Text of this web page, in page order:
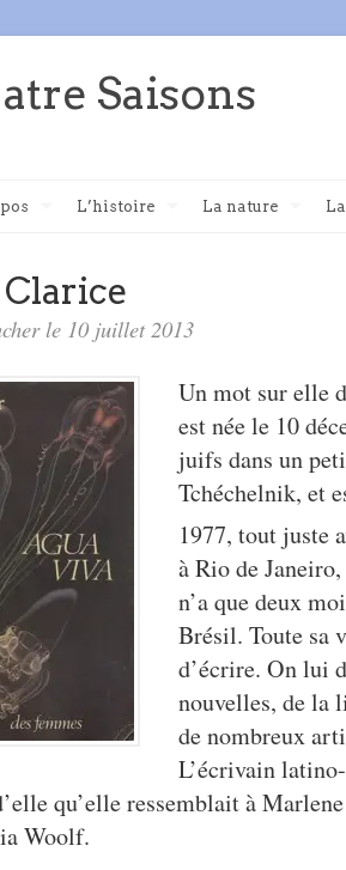
Saisons
L’histoire La nature
le 10 juillet 2013
Un mot sur elle
est née le 10
juifs dans un
Tchéchelnik, et
1977, tout juste
à Rio de
n’a que deux
Brésil. Toute sa
d’écrire. On lui
nouvelles, de la
de nombreux
L’écrivain
qu’elle ressemblait à
Woolf.